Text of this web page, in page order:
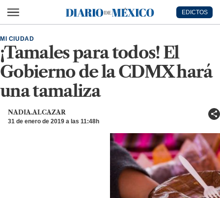
Diario de México
EDICTOS
¡Tamales para todos! El
Gobierno de la CDMX hará
una tamaliza
MI CIUDAD
NADIA.ALCAZAR
31 de enero de 2019 a las 11:48h